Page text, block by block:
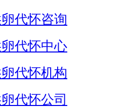
代怀咨询
代怀中心
代怀机构
代怀公司